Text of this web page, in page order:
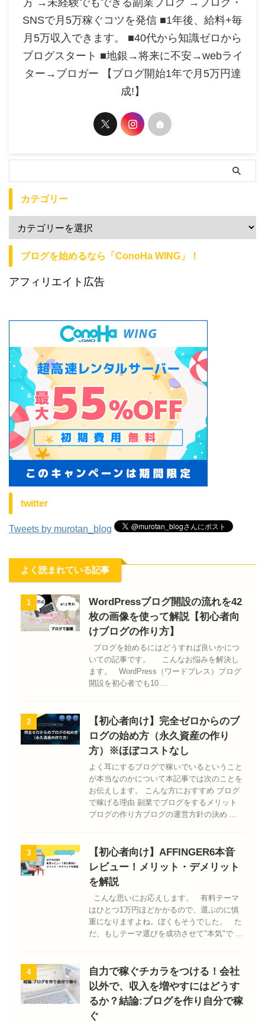
方 →未経験でもできる副業ブログ →ブログ・
SNSで月5万稼ぐコツを発信 ■1年後、給料+毎
月5万収入できます。 ■40代から知識ゼロから
ブログスタート ■地銀→将来に不安→webライ
ター→ブロガー 【ブログ開始1年で月5万円達
成!】
カテゴリー
ブログを始めるなら「ConoHa WING」！
アフィリエイト広告
twitter
Tweets by murotan_blog
よく読まれている記事
1
WordPressブログ開設の流れを42
枚の画像を使って解説【初心者向
けブログの作り方】
ブログを始めるにはどうすれば良いかにつ
いての記事です。 こんなお悩みを解決し
ます。 WordPress（ワードプレス）ブログ
開設を初心者でも10 ...
2
【初心者向け】完全ゼロからのブ
ログの始め方（永久資産の作り
方）※ほぼコストなし
よく耳にするブログで稼いでいるということ
が本当なのかについて本記事では次のことを
お伝えします。 こんな方におすすめ ブログ
で稼げる理由 副業でブログをするメリット
ブログの作り方ブログの運営方針の決め ...
3
【初心者向け】AFFINGER6本音
レビュー！メリット・デメリット
を解説
こんな思いにお応えします。 有料テーマ
はひとつ1万円ほどかかるので、選ぶのに慎
重になりますよね。ぼくもそうでした。 た
だ、もしテーマ選びを成功させて"本気"で ...
4
自力で稼ぐチカラをつける！会社
以外で、収入を増やすにはどうす
るか？結論:ブログを作り自分で稼
ぐ